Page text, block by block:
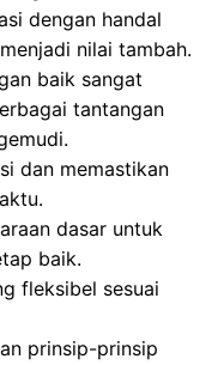
dengan handal
nilai tambah.
baik sangat
tantangan
dan memastikan
dasar untuk
baik.
fleksibel sesuai
prinsip-prinsip